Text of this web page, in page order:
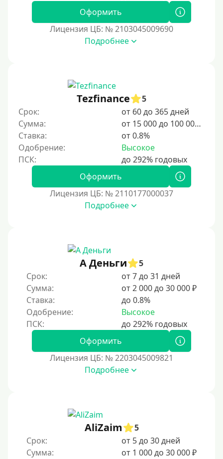
2 недели
15 дней
20 дней
21 день
На месяц
30 дней без процентов
4 месяца
5 месяцев
На полгода
180 дней
5 лет
Оформить
Лицензия ЦБ: № 2103045009690
Подробнее
Tezfinance
5
Срок:
от 60 до 365 дней
Сумма:
от 15 000 до 100 000 ₽
Ставка:
от 0.8%
Одобрение:
Высокое
Оформить
Лицензия ЦБ: № 2110177000037
Подробнее
А Деньги
5
Срок:
от 7 до 31 дней
Сумма:
от 2 000 до 30 000 ₽
Ставка:
до 0.8%
Одобрение:
Высокое
Оформить
Лицензия ЦБ: № 2203045009821
Подробнее
AliZaim
5
Срок:
от 5 до 30 дней
Сумма:
от 1 000 до 30 000 ₽